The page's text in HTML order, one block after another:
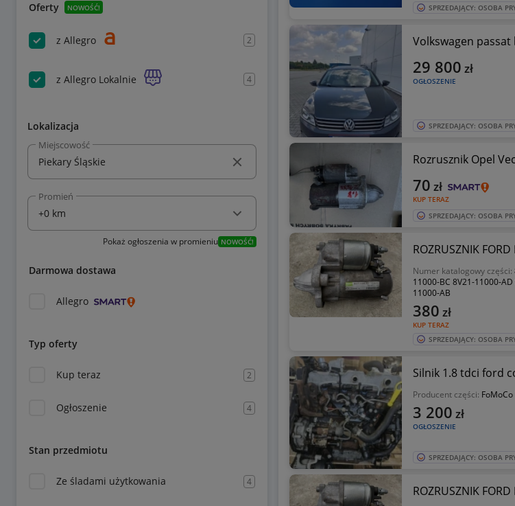
Oferty NOWOŚĆ!
z Allegro 2
z Allegro Lokalnie 4
Lokalizacja
Miejscowość
Promień
Pokaż ogłoszenia w promieniu NOWOŚĆ!
Darmowa dostawa
Allegro
Typ oferty
Kup teraz 2
Ogłoszenie 4
Stan przedmiotu
Ze śladami użytkowania 4
SPRZEDAJĄCY: OSOBA
Volkswagen
OGŁOSZENIE
29 800 zł
SPRZEDAJĄCY: OSOBA
Rozrusznik Opel
KUP TERAZ
70 zł
SPRZEDAJĄCY: OSOBA
ROZRUSZNIK FORD
Numer katalogowy części:
11000-BC 8V21-11000-
11000-AB
KUP TERAZ
380 zł
SPRZEDAJĄCY: OSOBA
Silnik 1.8 tdci ford
Producent części: FoMoCo
OGŁOSZENIE
3 200 zł
SPRZEDAJĄCY: OSOBA
ROZRUSZNIK FORD